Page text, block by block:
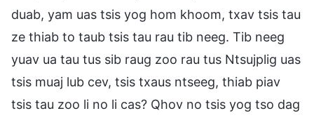
duab, yam uas tsis yog hom khoom, txav tsis tau
ze thiab to taub tsis tau rau tib neeg. Tib neeg
yuav ua tau tus sib raug zoo rau tus Ntsujplig uas
tsis muaj lub cev, tsis txaus ntseeg, thiab piav
tsis tau zoo li no li cas? Qhov no tsis yog tso dag